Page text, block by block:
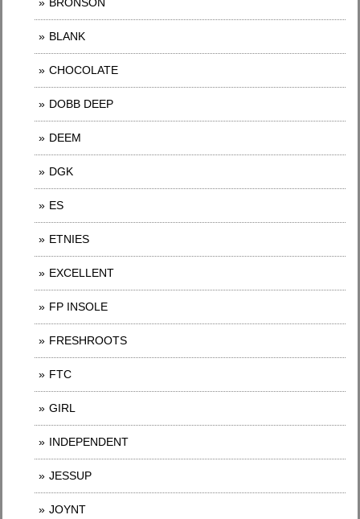
BLANK
CHOCOLATE
DOBB DEEP
DEEM
DGK
ES
ETNIES
EXCELLENT
FP INSOLE
FRESHROOTS
FTC
GIRL
INDEPENDENT
JESSUP
JOYNT